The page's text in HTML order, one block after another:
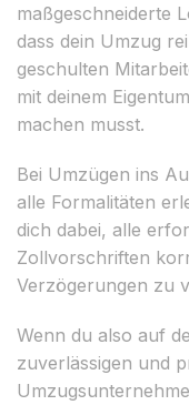
maßgeschneiderte
dass dein Umzug
geschulten
mit deinem
machen musst.
Bei Umzügen ins
alle Formalitäten
dich dabei, alle
Zollvorschriften
Verzögerungen zu
Wenn du also auf
zuverlässigen und